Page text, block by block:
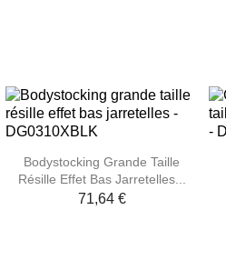
Bodystocking Grande Taille
Résille Effet Bas Jarretelles...
71,64 €